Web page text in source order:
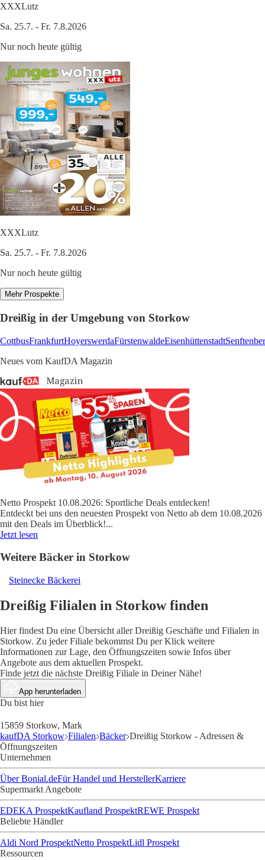
XXXLutz
Sa. 25.7. - Fr. 7.8.2026
Nur noch heute gültig
XXXLutz
Sa. 25.7. - Fr. 7.8.2026
Nur noch heute gültig
Mehr Prospekte
Dreißig in der Umgebung von Storkow
CottbusFrankfurtHoyerswerdaFürstenwaldeEisenhüttenstadt
Neues vom KaufDA Magazin
Netto Prospekt 10.08.2026: Sportliche Deals entdecken!
Entdeckt bei uns den neuesten Prospekt von Netto ab dem 10.08.2026
mit den Deals im Überblick!...
Jetzt lesen
Weitere Bäcker in Storkow
Steinecke Bäckerei
Dreißig Filialen in Storkow finden
Hier findest Du eine Übersicht aller Dreißig Geschäfte und Filialen in
Storkow. Zu jeder Filiale bekommst Du per Klick weitere
Informationen zur Lage, den Öffnungszeiten sowie Infos über
Angebote aus dem aktuellen Prospekt.
Finde jetzt die nächste Dreißig Filiale in Deiner Nähe!
App herunterladen
Du bist hier
15859 Storkow, Mark
kaufDA Storkow Filialen Bäcker Dreißig Storkow - Adressen &
Öffnungszeiten
Unternehmen
Über Bonial.deFür Handel und HerstellerKarriere
Supermarkt Angebote
EDEKA ProspektKaufland ProspektREWE Prospekt
Beliebte Händler
Aldi Nord ProspektNetto ProspektLidl Prospekt
Ressourcen